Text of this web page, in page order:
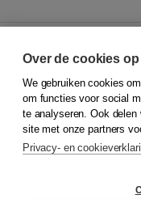
© 2026Koninklijke
Klantenservice
Service & informatie
Contact
Over de cookies
We gebruiken cookies
om functies voor social
te analyseren. Ook
site met onze partners
Privacy- en